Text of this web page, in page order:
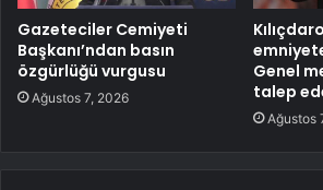
Gazeteciler Cemiyeti
Başkanı’ndan basın
özgürlüğü vurgusu
Ağustos 7, 2026
Genel
talep
Ağustos